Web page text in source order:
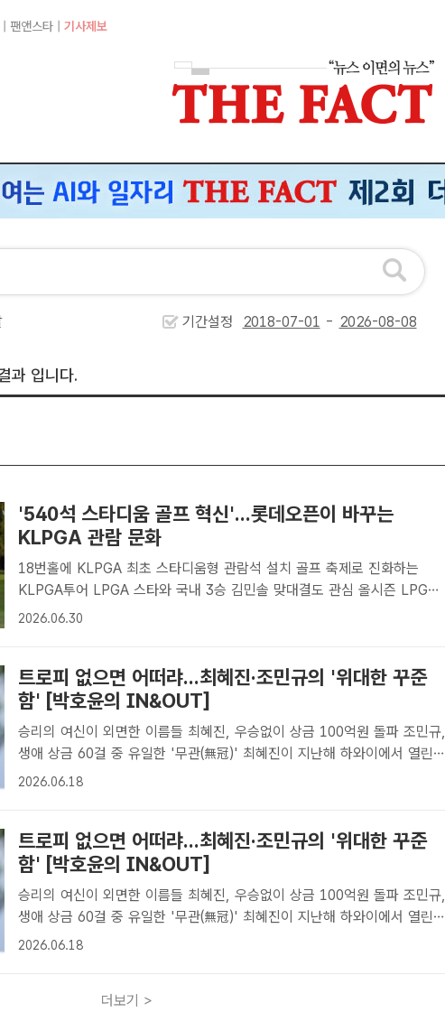
팬앤스타 기사제보
기간설정 -
과 입니다.
'540석 스타디움 골프 혁신'...롯데오픈이 바꾸는
KLPGA 관람 문화
18번홀에 KLPGA 최초 스타디움형 관람석 설치 골프 축제로 진화하는
KLPGA투어 LPGA 스타와 국내 3승 김민솔 맞대결도 관심 올시즌 LPGA
투어 2승의 김효주가 소속사 롯데 주최의 롯데오픈에 출전, 국내팬들과 만
2026.06.30
트로피 없으면 어떠랴...최혜진·조민규의 '위대한 꾸준
함' [박호윤의 IN&OUT]
승리의 여신이 외면한 이름들 최혜진, 우승없이 상금 100억원 돌파 조민규,
생애 상금 60걸 중 유일한 '무관(無冠)' 최혜진이 지난해 하와이에서 열린
롯데챔피언십에서 티샷하는 모습. 최혜진은 최근 끝난 다우챔피언십에서 또
2026.06.18
트로피 없으면 어떠랴...최혜진·조민규의 '위대한 꾸준
함' [박호윤의 IN&OUT]
승리의 여신이 외면한 이름들 최혜진, 우승없이 상금 100억원 돌파 조민규,
생애 상금 60걸 중 유일한 '무관(無冠)' 최혜진이 지난해 하와이에서 열린
롯데챔피언십에서 티샷하는 모습. 최혜진은 최근 끝난 다우챔피언십에서 또
2026.06.18
더보기 >